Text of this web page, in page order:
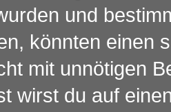
und
könnten einen
mit unnötigen
wirst du auf